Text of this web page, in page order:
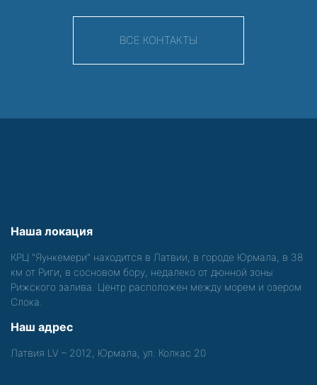
ВСЕ КОНТАКТЫ
Наша локация
КРЦ "Яункемери" находится в Латвии, в городе Юрмала, в 38
км от Риги, в сосновом бору, недалеко от дюнной зоны
Рижского залива. Центр расположен между морем и озером
Слока.
Наш адрес
Латвия LV – 2012, Юрмала, ул. Колкас 20